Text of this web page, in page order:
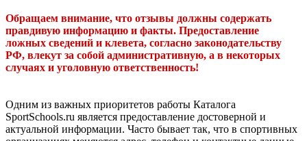
Обращаем внимание, что отзывы должны содержать
правдивую информацию и факты. Предоставление
ложных сведений и клевета, согласно законодательству
РФ, влекут за собой административную, а в некоторых
случаях и уголовную ответственность!
Одним из важных приоритетов работы Каталога
SportSchools.ru является предоставление достоверной и
актуальной информации. Часто бывает так, что в спортивных